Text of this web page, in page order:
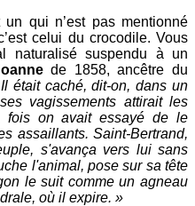
qui n’est pas mentionné
celui du crocodile. Vous
naturalisé suspendu à un
de 1858, ancêtre du
était caché, dit-on, dans un
vagissements attirait les
fois on avait essayé de le
assaillants. Saint-Bertrand,
s'avança vers lui sans
l'animal, pose sur sa tête
le suit comme un agneau
où il expire. »